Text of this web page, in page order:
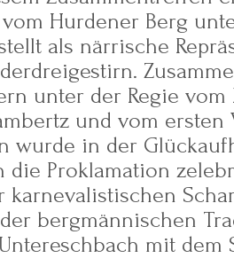
vom Hurdener Berg
als närrische
unter der Regie vom
und vom ersten
wurde in der
die Proklamation
karnevalistischen
bergmännischen
mit dem